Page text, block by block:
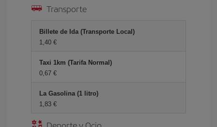
Transporte
Billete de Ida (Transporte Local)
1,40 €
Taxi 1km (Tarifa Normal)
0,67 €
La Gasolina (1 litro)
1,83 €